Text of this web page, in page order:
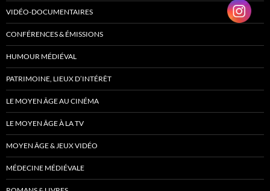
VIDÉO-DOCUMENTAIRES
CONFÉRENCES & ÉMISSIONS
HUMOUR MÉDIÉVAL
PATRIMOINE, LIEUX D’INTÉRÊT
LE MOYEN ÂGE AU CINÉMA
LE MOYEN ÂGE À LA TV
MOYEN ÂGE & JEUX VIDÉO
MÉDECINE MÉDIÉVALE